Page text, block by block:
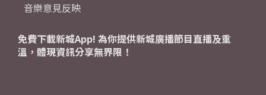
音樂意見反映
免費下載新城App! 為你提供新城廣播節目直播及重
溫，體現資訊分享無界限！